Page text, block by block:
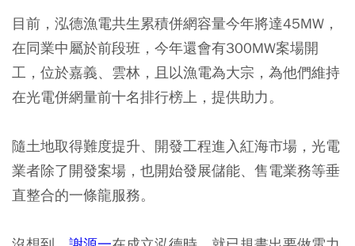
目前，泓德漁電共生累積併網容量今年將達45MW，
在同業中屬於前段班，今年還會有300MW案場開
工，位於嘉義、雲林，且以漁電為大宗，為他們維持
在光電併網量前十名排行榜上，提供助力。
隨土地取得難度提升、開發工程進入紅海市場，光電
業者除了開發案場，也開始發展儲能、售電業務等垂
直整合的一條龍服務。